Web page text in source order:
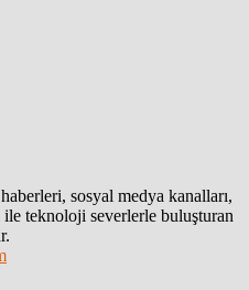
sosyal medya kanalları,
ile teknoloji severlerle buluşturan